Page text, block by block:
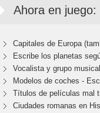
Ahora en juego:
Capitales de Europa
Escribe los planetas
Vocalista y grupo
Modelos de coches -
Títulos de películas mal
Ciudades romanas en